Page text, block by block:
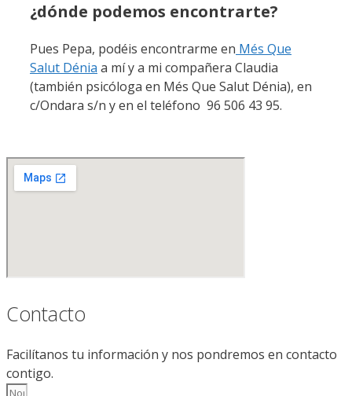
¿dónde podemos encontrarte?
Pues Pepa, podéis encontrarme en Més Que
Salut Dénia a mí y a mi compañera Claudia
(también psicóloga en Més Que Salut Dénia), en
c/Ondara s/n y en el teléfono 96 506 43 95.
Contacto
Facilítanos tu información y nos pondremos en contacto
contigo.